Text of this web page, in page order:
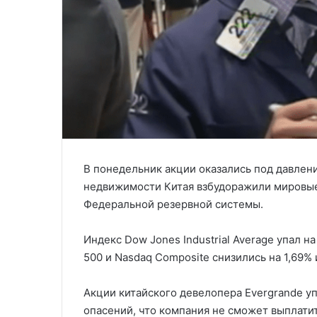
В понедельник акции оказались под
недвижимости Китая взбудоражили
Федеральной резервной системы.
Индекс Dow Jones Industrial Average упал
500 и Nasdaq Composite снизились на 1,69%
Акции китайского девелопера Evergrande
опасений, что компания не сможет